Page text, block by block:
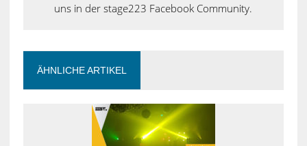
uns in der stage223 Facebook Community.
ÄHNLICHE ARTIKEL